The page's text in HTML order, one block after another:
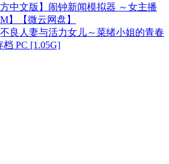
方中文版】闹钟新闻模拟器 ～女主播
】【微云网盘】
良人妻与活力女儿～菜绪小姐的青春
PC [1.05G]